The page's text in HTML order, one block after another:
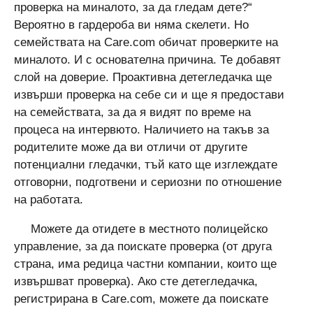
проверка на миналото, за да гледам дете?“
Вероятно в гардероба ви няма скелети. Но
семействата на Care.com обичат проверките на
миналото. И с основателна причина. Те добавят
слой на доверие. Проактивна детегледачка ще
извърши проверка на себе си и ще я предостави
на семействата, за да я видят по време на
процеса на интервюто. Наличието на такъв за
родителите може да ви отличи от другите
потенциални гледачки, тъй като ще изглеждате
отговорни, подготвени и сериозни по отношение
на работата.
Можете да отидете в местното полицейско
управление, за да поискате проверка (от друга
страна, има редица частни компании, които ще
извършват проверка). Ако сте детегледачка,
регистрирана в Care.com, можете да поискате